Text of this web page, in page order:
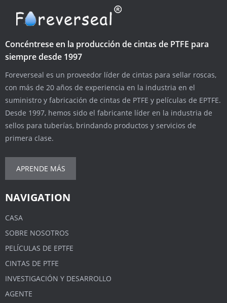
Concéntrese en la producción de cintas de PTFE para
siempre desde 1997
Foreverseal es un proveedor líder de cintas para sellar roscas,
con más de 20 años de experiencia en la industria en el
suministro y fabricación de cintas de PTFE y películas de EPTFE.
Desde 1997, hemos sido el fabricante líder en la industria de
sellos para tuberías, brindando productos y servicios de
primera clase.
APRENDE MÁS
NAVIGATION
CASA
SOBRE NOSOTROS
PELÍCULAS DE EPTFE
CINTAS DE PTFE
INVESTIGACIÓN Y DESARROLLO
AGENTE